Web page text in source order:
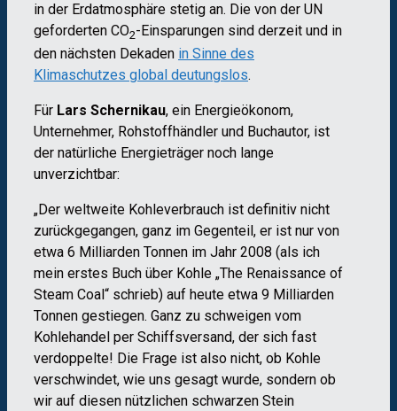
in der Erdatmosphäre stetig an. Die von der UN
geforderten CO2-Einsparungen sind derzeit und in
den nächsten Dekaden in Sinne des
Klimaschutzes global deutungslos.
Für Lars Schernikau, ein Energieökonom,
Unternehmer, Rohstoffhändler und Buchautor, ist
der natürliche Energieträger noch lange
unverzichtbar:
„Der weltweite Kohleverbrauch ist definitiv nicht
zurückgegangen, ganz im Gegenteil, er ist nur von
etwa 6 Milliarden Tonnen im Jahr 2008 (als ich
mein erstes Buch über Kohle „The Renaissance of
Steam Coal“ schrieb) auf heute etwa 9 Milliarden
Tonnen gestiegen. Ganz zu schweigen vom
Kohlehandel per Schiffsversand, der sich fast
verdoppelte! Die Frage ist also nicht, ob Kohle
verschwindet, wie uns gesagt wurde, sondern ob
wir auf diesen nützlichen schwarzen Stein